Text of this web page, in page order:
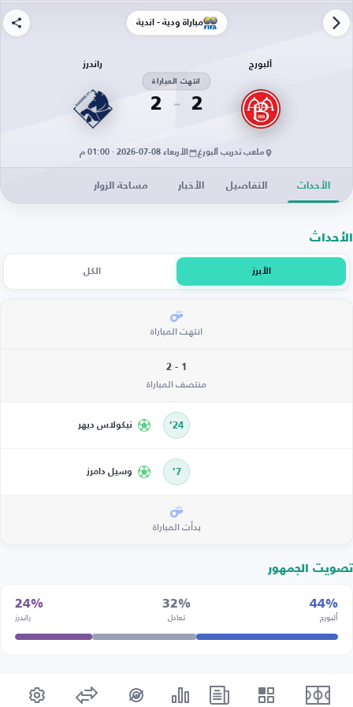
مباراة ودية - أندية
ألبورج
2
انتهت المباراة
2
راندرز
ملعب تدريب آلبورغ الأربعاء 08-07-2026 · 01:00 م
الأحداث التفاصيل الأخبار مساحة الزوار
الأحداث
الأبرز الكل
انتهت المباراة
1 - 2
منتصف المباراة
24’ نيكولاس ديهر
7’ وسيل دامرز
بدأت المباراة
تصويت الجمهور
44%
ألبورج
32%
تعادل
24%
راندرز